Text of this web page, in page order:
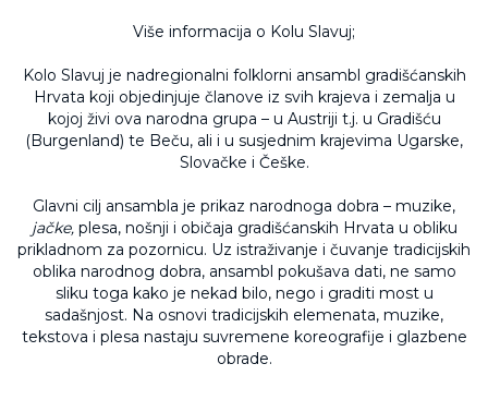
Više informacija o Kolu Slavuj;
Kolo Slavuj je nadregionalni folklorni ansambl gradišćanskih
Hrvata koji objedinjuje članove iz svih krajeva i zemalja u
kojoj živi ova narodna grupa – u Austriji t.j. u Gradišću
(Burgenland) te Beču, ali i u susjednim krajevima Ugarske,
Slovačke i Češke.
Glavni cilj ansambla je prikaz narodnoga dobra – muzike,
jačke,plesa, nošnji i običaja gradišćanskih Hrvata u obliku
prikladnom za pozornicu. Uz istraživanje i čuvanje tradicijskih
oblika narodnog dobra, ansambl pokušava dati, ne samo
sliku toga kako je nekad bilo, nego i graditi most u
sadašnjost. Na osnovi tradicijskih elemenata, muzike,
tekstova i plesa nastaju suvremene koreografije i glazbene
obrade.